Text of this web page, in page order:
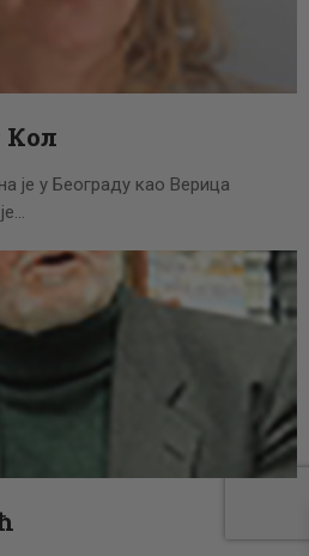
Кол
је у Београду као Верица